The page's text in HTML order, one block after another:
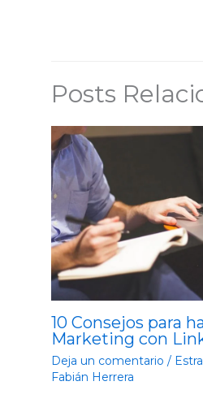
Posts
10 Consejos para
Marketing con
Deja un comentario /
Fabián Herrera